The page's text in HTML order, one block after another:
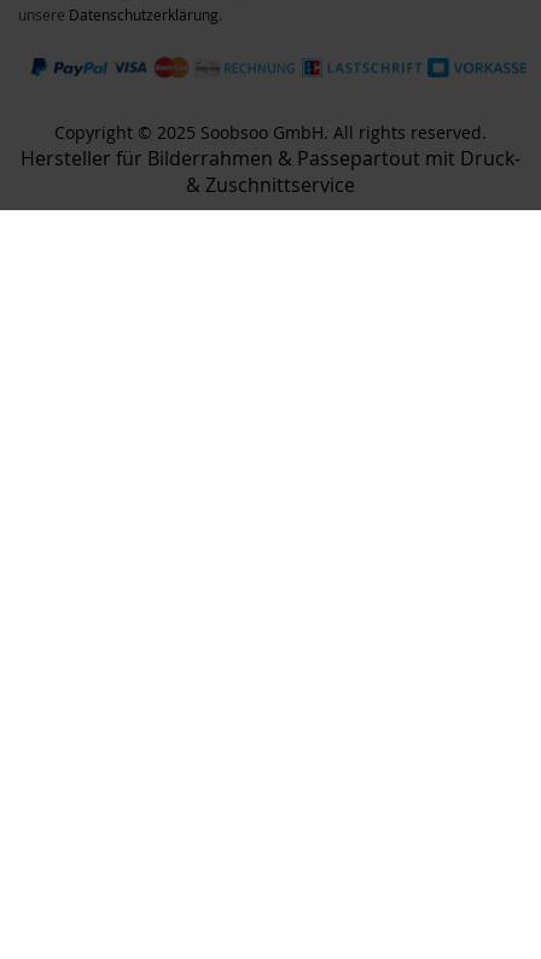
unsere Datenschutzerklärung.
Copyright © 2025 Soobsoo GmbH. All rights reserved.
Hersteller für Bilderrahmen & Passepartout mit Druck-
& Zuschnittservice